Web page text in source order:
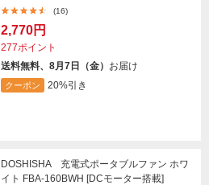
(16)
2,770円
277ポイント
送料無料、8月7日（金） お届け
クーポン 20%引き
DOSHISHA 充電式ポータブルファン ホワ
イト FBA-160BWH [DCモーター搭載]